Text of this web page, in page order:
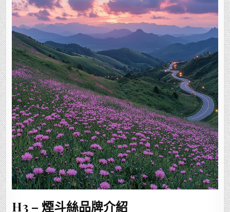
H3 – 煙斗絲品牌介紹